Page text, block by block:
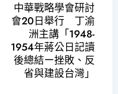
中華戰略學會研討
會20日舉行 丁渝
洲主講「1948-
1954年蔣公日記讀
後總結ー挫敗、反
省與建設台灣」